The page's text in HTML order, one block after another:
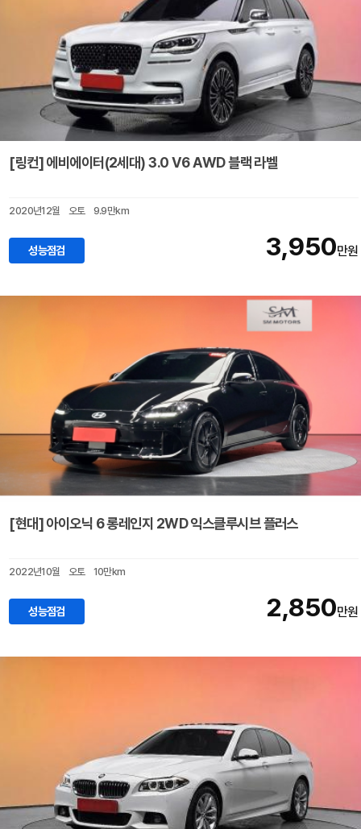
[링컨] 에비에이터(2세대) 3.0 V6 AWD 블랙 라벨
2020년12월 오토 9.9만km
성능점검 3,950만원
[현대] 아이오닉 6 롱레인지 2WD 익스클루시브 플러스
2022년10월 오토 10만km
성능점검 2,850만원